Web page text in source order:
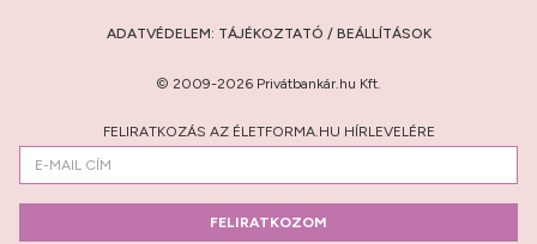
ADATVÉDELEM: TÁJÉKOZTATÓ / BEÁLLÍTÁSOK
© 2009-2026 Privátbankár.hu Kft.
FELIRATKOZÁS AZ ÉLETFORMA.HU HÍRLEVELÉRE
FELIRATKOZOM